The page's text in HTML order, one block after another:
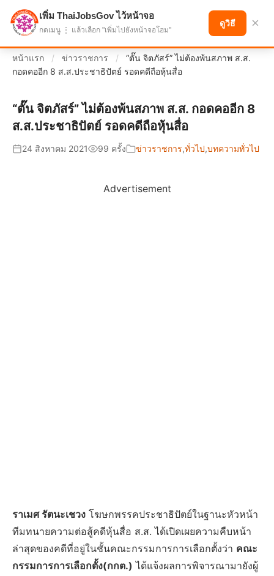
แบ่งปันโอกาส เพื่ออนาคตที่ก้าวหน้า
หน้าแรก / ข่าวราชการ /
“ตั๊น จิตภัสร์” ไม่ต้องพ้นสภาพ ส.ส.
กอดคออีก 8 ส.ส.ประชาธิปัตย์ รอดคดีถือหุ้นสื่อ
“ตั๊น จิตภัสร์” ไม่ต้องพ้นสภาพ ส.ส. กอดคออีก 8
ส.ส.ประชาธิปัตย์ รอดคดีถือหุ้นสื่อ
24 สิงหาคม 2021 99 ครั้ง ข่าวราชการ,ทั่วไป,บทความทั่วไป
Advertisement
ราเมศ รัตนะเชวง โฆษกพรรคประชาธิปัตย์ในฐานะหัวหน้า
ทีมทนายความต่อสู้คดีหุ้นสื่อ ส.ส. ได้เปิดเผยความคืบหน้า
ล่าสุดของคดีที่อยู่ในชั้นคณะกรรมการการเลือกตั้งว่า คณะ
กรรมการการเลือกตั้ง(กกต.) ได้แจ้งผลการพิจารณามายังผู้
เพิ่ม ThaiJobsGov ไว้หน้าจอ
กดเมนู ⋮ แล้วเลือก "เพิ่มไปยังหน้าจอโฮม"
ดูวิธี ×